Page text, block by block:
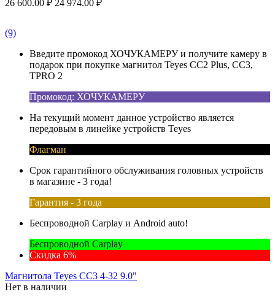
26 600.00 ₽ 24 974.00 ₽
(9)
Введите промокод ХОЧУКАМЕРУ и получите камеру в
подарок при покупке магнитол Teyes CC2 Plus, CC3,
TPRO 2
Промокод: ХОЧУКАМЕРУ
На текущий момент данное устройство является
передовым в линейке устройств Teyes
Флагман
Срок гарантийного обслуживания головных устройств
в магазине - 3 года!
Гарантия - 3 года
Беспроводной Carplay и Android auto!
Беспроводной Carplay
Скидка 6%
Магнитола Teyes CC3 4-32 9.0"
Нет в наличии